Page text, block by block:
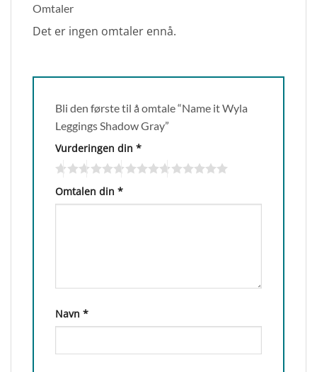
Omtaler
Det er ingen omtaler ennå.
Bli den første til å omtale “Name it Wyla
Leggings Shadow Gray”
Vurderingen din *
Omtalen din *
Navn *